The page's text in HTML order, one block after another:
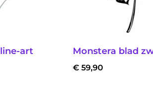
art
Monstera blad
€ 59,90